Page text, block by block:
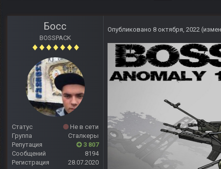
Босс
BOSSPACK
Статус
Не в сети
Группа
Сталкеры
Репутация
3 807
Сообщений
8194
Регистрация
28.07.2020
Опубликовано 8 октября, 2022